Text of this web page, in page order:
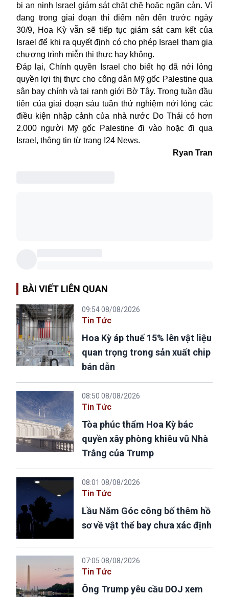
bị an ninh Israel giám sát chặt chẽ hoặc ngăn cản. Vì
đang trong giai đoạn thí điểm nên đến trước ngày
30/9, Hoa Kỳ vẫn sẽ tiếp tục giám sát cam kết của
Israel để khi ra quyết định có cho phép Israel tham gia
chương trình miễn thị thực hay không.
Đáp lại, Chính quyền Israel cho biết họ đã nới lỏng
quyền lợi thị thực cho công dân Mỹ gốc Palestine qua
sân bay chính và tại ranh giới Bờ Tây. Trong tuần đầu
tiên của giai đoạn sáu tuần thử nghiệm nới lỏng các
điều kiện nhập cảnh của nhà nước Do Thái có hơn
2.000 người Mỹ gốc Palestine đi vào hoặc đi qua
Israel, thông tin từ trang I24 News.
Ryan Tran
BÀI VIẾT LIÊN QUAN
09:54 08/08/2026
Tin Tức
Hoa Kỳ áp thuế 15% lên vật liệu
quan trọng trong sản xuất chip
bán dẫn
08:50 08/08/2026
Tin Tức
Tòa phúc thẩm Hoa Kỳ bác
quyền xây phòng khiêu vũ Nhà
Trắng của Trump
08:01 08/08/2026
Tin Tức
Lầu Năm Góc công bố thêm hồ
sơ về vật thể bay chưa xác định
07:05 08/08/2026
Tin Tức
Ông Trump yêu cầu DOJ xem